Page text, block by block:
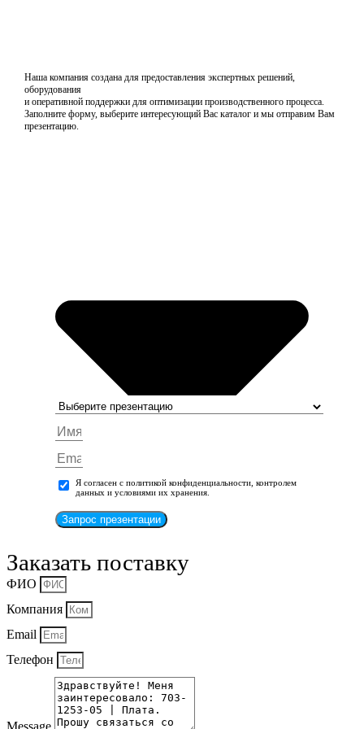
Наша компания создана для предоставления экспертных решений,
оборудования
и оперативной поддержки для оптимизации производственного процесса.
Заполните форму, выберите интересующий Вас каталог и мы отправим Вам
презентацию.
Я согласен с политикой конфиденциальности, контролем
данных и условиями их хранения.
Запрос презентации
Заказать поставку
ФИО
Компания
Email
Телефон
Message